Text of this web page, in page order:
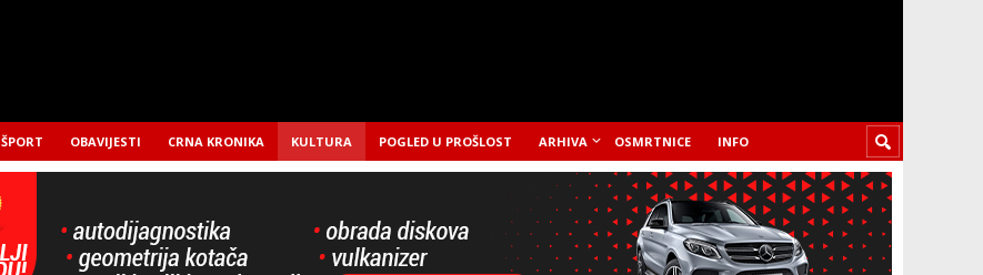
ŠPORT OBAVIJESTI CRNA KRONIKA KULTURA POGLED U PROŠLOST ARHIVA OSMRTNICE INFO